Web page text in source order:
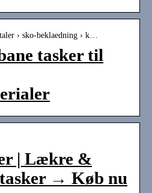
› sko-beklaedning › k…
tasker til
| Lækre &
→ Køb nu